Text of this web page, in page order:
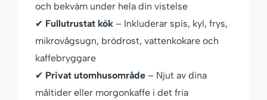
och bekväm under hela din vistelse
✔ Fullutrustat kök – Inkluderar spis, kyl, frys,
mikrovågsugn, brödrost, vattenkokare och
kaffebryggare
✔ Privat utomhusområde – Njut av dina
måltider eller morgonkaffe i det fria